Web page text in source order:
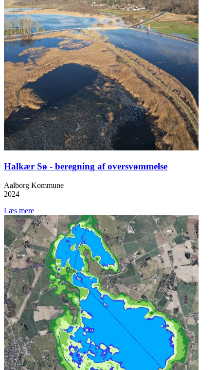
Halkær Sø - beregning af oversvømmelse
Aalborg Kommune
2024
Læs mere